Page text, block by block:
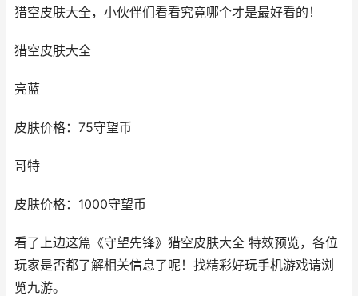
猎空皮肤大全，小伙伴们看看究竟哪个才是最好看的！
猎空皮肤大全
亮蓝
皮肤价格：75守望币
哥特
皮肤价格：1000守望币
看了上边这篇《守望先锋》猎空皮肤大全 特效预览，各位
玩家是否都了解相关信息了呢！找精彩好玩手机游戏请浏
览九游。